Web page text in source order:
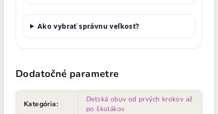
Ako vybrať správnu veľkosť?
Dodatočné parametre
Kategória:
Detská obuv od prvých krokov až
po školákov